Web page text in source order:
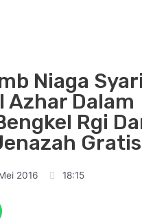
Niaga
Azhar Dalam
Rgi
Gratis
2016 18:15